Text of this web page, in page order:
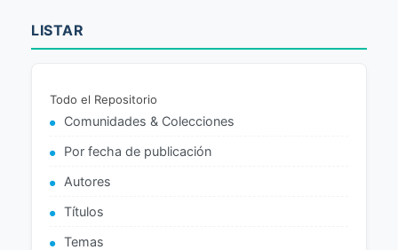
LISTAR
Todo el Repositorio
Comunidades & Colecciones
Por fecha de publicación
Autores
Títulos
Temas